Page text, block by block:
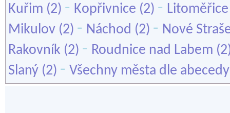
Kuřim (2) - Kopřivnice (2) - Litoměřice
Mikulov (2) - Náchod (2) - Nové
Rakovník (2) - Roudnice nad Labem
Slaný (2) - Všechny města dle abecedy